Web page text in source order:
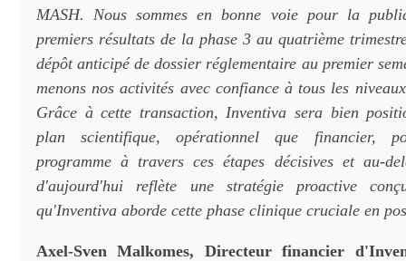
MASH. Nous sommes en bonne voie pour la
premiers résultats de la phase 3 au quatrième
dépôt anticipé de dossier réglementaire au premier
menons nos activités avec confiance à tous les
Grâce à cette transaction, Inventiva sera bien
plan scientifique, opérationnel que financier,
programme à travers ces étapes décisives et au-
d'aujourd'hui reflète une stratégie proactive
qu'Inventiva aborde cette phase clinique cruciale en
Axel-Sven Malkomes, Directeur financier